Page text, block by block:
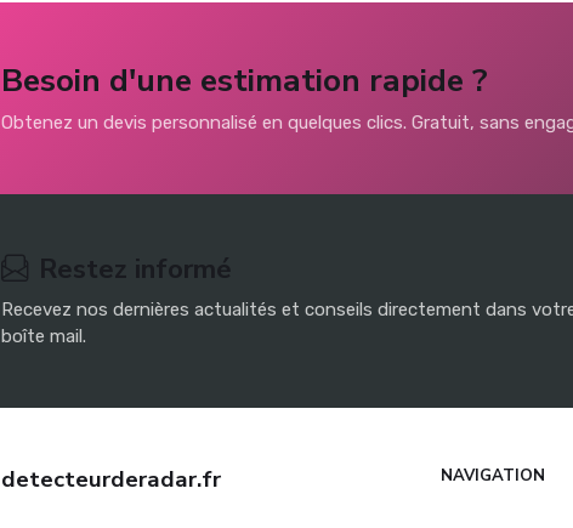
Besoin d'une estimation rapide ?
Obtenez un devis personnalisé en quelques clics. Gratuit, sans
Restez informé
Recevez nos dernières actualités et conseils directement dans
boîte mail.
detecteurderadar.fr NAVIGATION